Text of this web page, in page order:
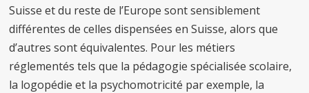
Suisse et du reste de l’Europe sont sensiblement
différentes de celles dispensées en Suisse, alors que
d’autres sont équivalentes. Pour les métiers
réglementés tels que la pédagogie spécialisée scolaire,
la logopédie et la psychomotricité par exemple, la